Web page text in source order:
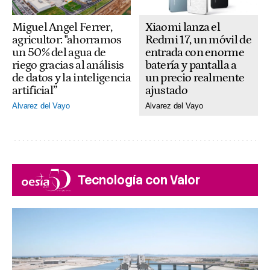
Miguel Angel Ferrer,
agricultor: "ahorramos
un 50% del agua de
riego gracias al análisis
de datos y la inteligencia
artificial”
Alvarez del Vayo
Xiaomi lanza el
Redmi 17, un móvil de
entrada con enorme
batería y pantalla a
un precio realmente
ajustado
Alvarez del Vayo
Tecnología con Valor